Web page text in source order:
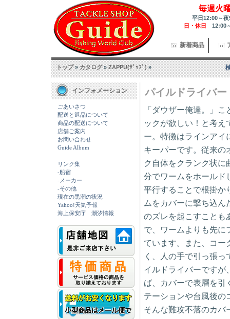
毎週火
平日12:00～
日・休日 12:00
新着商品
トップ»カタログ»ZAPPU(ｻﾞｯﾌﾟ)»
インフォメーション
ごあいさつ
配送と返品について
商品の配送について
店舗ご案内
お問い合わせ
Guide Album
リンク集
-船宿
-メーカー
-その他
現在の黒潮の状況
Yahoo!天気予報
海上保安庁 潮汐情報
パイルドライバ
「ダウザー俺達。」
ックが欲しい！と考え
ー。特徴はラインアイ
キーパーです。従来の
ク自体をクランク状に
分でワームをホールド
平行することで根掛か
ムをカバーに撃ち込
のズレを起こすことも
で、ワームよりも先に
ています。また、コー
く、人の手で引っ張
イルドライバーですが
ば、カバーで表層を引
テーションや台風後の
そんな難攻不落のカバ